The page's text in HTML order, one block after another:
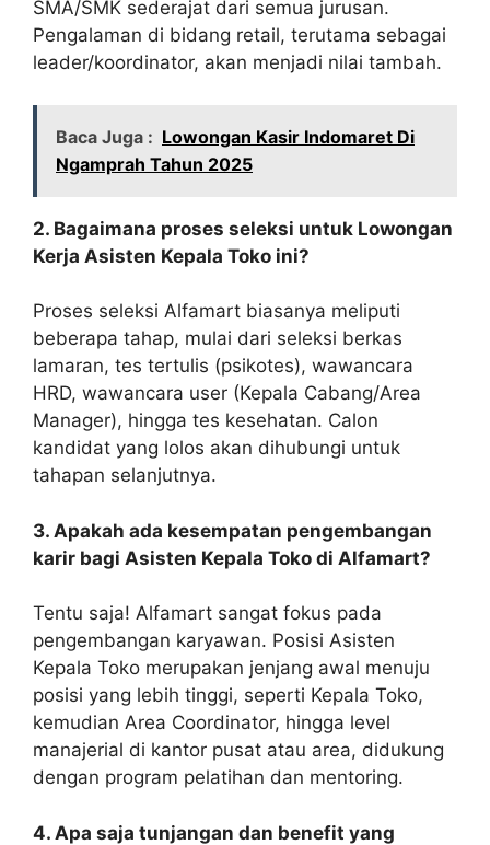
SMA/SMK sederajat dari semua jurusan.
Pengalaman di bidang retail, terutama sebagai
leader/koordinator, akan menjadi nilai tambah.
Baca Juga : Lowongan Kasir Indomaret Di
Ngamprah Tahun 2025
2. Bagaimana proses seleksi untuk Lowongan
Kerja Asisten Kepala Toko ini?
Proses seleksi Alfamart biasanya meliputi
beberapa tahap, mulai dari seleksi berkas
lamaran, tes tertulis (psikotes), wawancara
HRD, wawancara user (Kepala Cabang/Area
Manager), hingga tes kesehatan. Calon
kandidat yang lolos akan dihubungi untuk
tahapan selanjutnya.
3. Apakah ada kesempatan pengembangan
karir bagi Asisten Kepala Toko di Alfamart?
Tentu saja! Alfamart sangat fokus pada
pengembangan karyawan. Posisi Asisten
Kepala Toko merupakan jenjang awal menuju
posisi yang lebih tinggi, seperti Kepala Toko,
kemudian Area Coordinator, hingga level
manajerial di kantor pusat atau area, didukung
dengan program pelatihan dan mentoring.
4. Apa saja tunjangan dan benefit yang